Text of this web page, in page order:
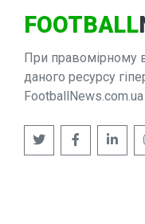
FOOTBALL
При правомірному
даного ресурсу